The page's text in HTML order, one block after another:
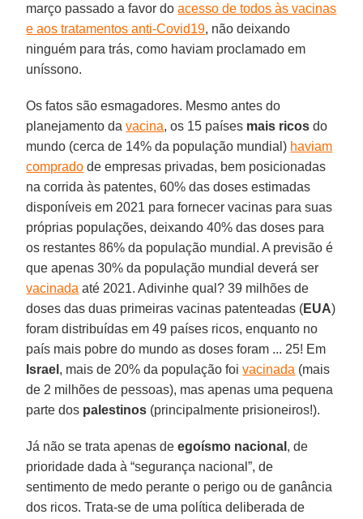
março passado a favor doacesso de todos às vacinas
e aos tratamentos anti-Covid19, não deixando
ninguém para trás, como haviam proclamado em
uníssono.
Os fatos são esmagadores. Mesmo antes do
planejamento davacina, os 15 países mais ricos do
mundo (cerca de 14% da população mundial) haviam
comprado de empresas privadas, bem posicionadas
na corrida às patentes, 60% das doses estimadas
disponíveis em 2021 para fornecer vacinas para suas
próprias populações, deixando 40% das doses para
os restantes 86% da população mundial. A previsão é
que apenas 30% da população mundial deverá ser
vacinada até 2021. Adivinhe qual? 39 milhões de
doses das duas primeiras vacinas patenteadas (EUA)
foram distribuídas em 49 países ricos, enquanto no
país mais pobre do mundo as doses foram ... 25! Em
Israel , mais de 20% da população foivacinada (mais
de 2 milhões de pessoas), mas apenas uma pequena
parte dos palestinos (principalmente prisioneiros!).
Já não se trata apenas deegoísmo nacional , de
prioridade dada à “segurança nacional”, de
sentimento de medo perante o perigo ou de ganância
dos ricos. Trata-se de uma política deliberada de